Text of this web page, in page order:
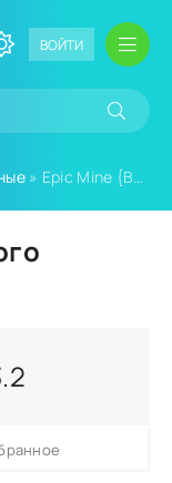
ВОЙТИ
» Epic Mine {ВЗЛОМ: много ресурсов}